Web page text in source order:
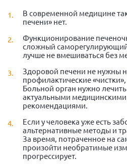
В современной медицине
печени» нет.
Функционирование
сложный
лучше не вмешиваться без
Здоровой печени не нужны
профилактические
Больной орган нужно лечить
актуальными
рекомендациями.
Если у человека уже есть
альтернативные методы и
За время, потраченное на
произойти необратимые
прогрессирует.